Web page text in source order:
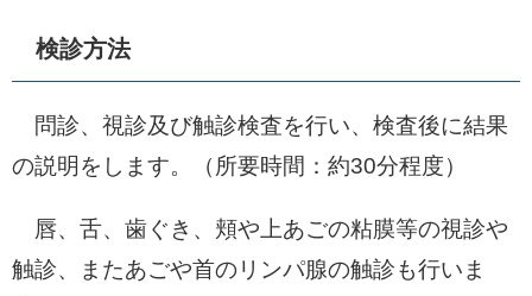
検診方法
問診、視診及び触診検査を行い、検査後に結果
の説明をします。（所要時間：約30分程度）
唇、舌、歯ぐき、頬や上あごの粘膜等の視診や
触診、またあごや首のリンパ腺の触診も行いま